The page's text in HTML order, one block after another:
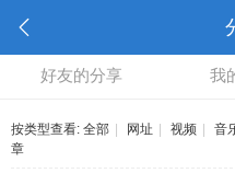
好友的分享 我
按类型查看: 全部 网址 视频 音
章